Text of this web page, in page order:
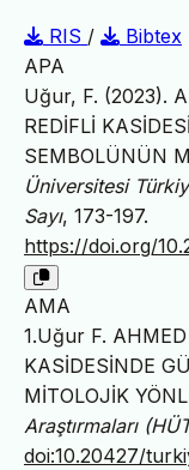
RIS /
Bibtex
APA
Uğur, F. (2023).
REDİFLİ
SEMBOLÜNÜN
Üniversitesi
Sayı, 173-197.
https://doi.org/
AMA
1.Uğur F. AHMED
KASİDESİNDE
MİTOLOJİK
Araştırmaları
doi:10.20427/